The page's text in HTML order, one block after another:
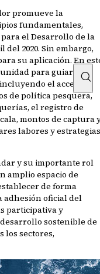
promueve la
fundamentales,
el Desarrollo de la
2020. Sin embargo,
su aplicación. En
para guiar la
el acceso a
de política pesquera,
el registro de
montos de captura
labores y estrategias
y su importante rol
amplio espacio de
de forma
adhesión oficial del
participativa y
sostenible de
los sectores,